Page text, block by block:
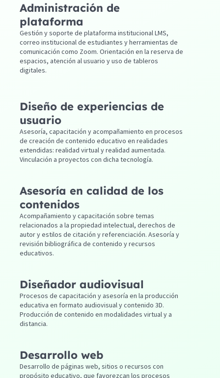
Administración de
plataforma
Gestión y soporte de plataforma institucional LMS,
correo institucional de estudiantes y herramientas de
comunicación como Zoom. Orientación en la reserva de
espacios, atención al usuario y uso de tableros
digitales.
Diseño de experiencias de
usuario
Asesoría, capacitación y acompañamiento en procesos
de creación de contenido educativo en realidades
extendidas: realidad virtual y realidad aumentada.
Vinculación a proyectos con dicha tecnología.
Asesoría en calidad de los
contenidos
Acompañamiento y capacitación sobre temas
relacionados a la propiedad intelectual, derechos de
autor y estilos de citación y referenciación. Asesoría y
revisión bibliográfica de contenido y recursos
educativos.
Diseñador audiovisual
Procesos de capacitación y asesoría en la producción
educativa en formato audiovisual y contenido 3D.
Producción de contenido en modalidades virtual y a
distancia.
Desarrollo web
Desarrollo de páginas web, sitios o recursos con
propósito educativo, que favorezcan los procesos